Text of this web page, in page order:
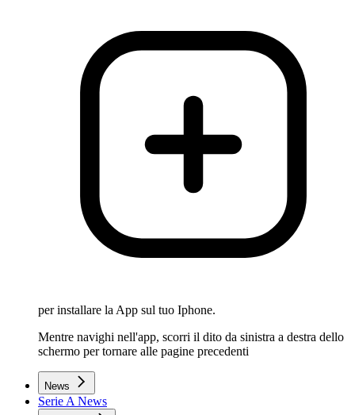
per installare la App sul tuo Iphone.
Mentre navighi nell'app, scorri il dito da sinistra a destra dello
schermo per tornare alle pagine precedenti
News
Serie A News